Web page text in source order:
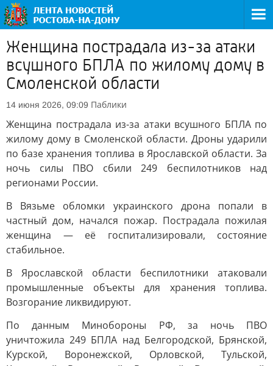
Женщина пострадала из-за атаки
всушного БПЛА по жилому дому в
Смоленской области
14 июня 2026, 09:09 Паблики
Женщина пострадала из-за атаки всушного БПЛА по
жилому дому в Смоленской области. Дроны ударили
по базе хранения топлива в Ярославской области. За
ночь силы ПВО сбили 249 беспилотников над
регионами России.
В Вязьме обломки украинского дрона попали в
частный дом, начался пожар. Пострадала пожилая
женщина — её госпитализировали, состояние
стабильное.
В Ярославской области беспилотники атаковали
промышленные объекты для хранения топлива.
Возгорание ликвидируют.
По данным Минобороны РФ, за ночь ПВО
уничтожила 249 БПЛА над Белгородской, Брянской,
Курской, Воронежской, Орловской, Тульской,